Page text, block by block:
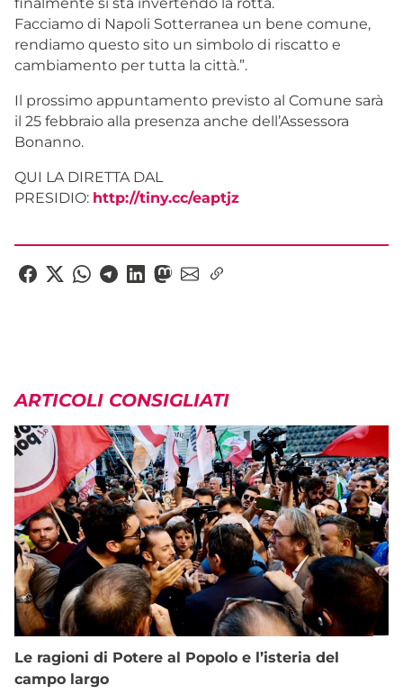
Facciamo di Napoli Sotterranea un bene comune,
rendiamo questo sito un simbolo di riscatto e
cambiamento per tutta la città.”.
Il prossimo appuntamento previsto al Comune sarà
il 25 febbraio alla presenza anche dell’Assessora
Bonanno.
QUI LA DIRETTA DAL
PRESIDIO: http://tiny.cc/eaptjz
ARTICOLI CONSIGLIATI
Le ragioni di Potere al Popolo e l’isteria del
campo largo